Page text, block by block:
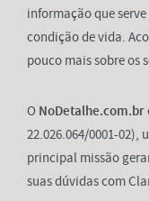
informação que
condição de vida.
pouco mais sobre os
O NoDetalhe.com.br
22.026.064/0001-
principal missão
suas dúvidas com